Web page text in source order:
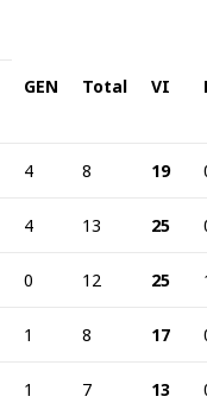
GEN Total VI
4 8 19
4 13 25
0 12 25
1 8 17
1 7 13